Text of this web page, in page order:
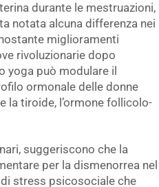
durante le mestruazioni,
notata alcuna differenza nei
miglioramenti
rivoluzionarie dopo
yoga può modulare il
ormonale delle donne
la tiroide, l’ormone follicolo-
suggeriscono che la
per la dismenorrea nel
stress psicosociale che